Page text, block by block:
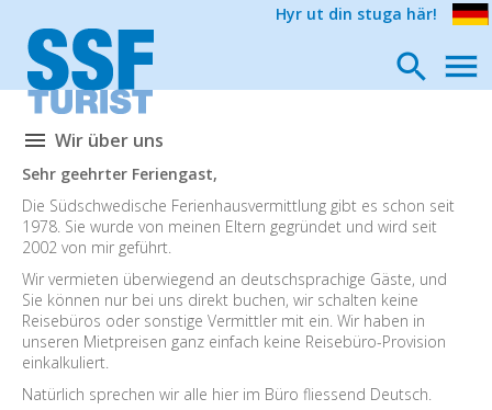
Hyr ut din stuga här!
Wir über uns
Sehr geehrter Feriengast,
Die Südschwedische Ferienhausvermittlung gibt es schon seit
1978. Sie wurde von meinen Eltern gegründet und wird seit
2002 von mir geführt.
Wir vermieten überwiegend an deutschsprachige Gäste, und
Sie können nur bei uns direkt buchen, wir schalten keine
Reisebüros oder sonstige Vermittler mit ein. Wir haben in
unseren Mietpreisen ganz einfach keine Reisebüro-Provision
einkalkuliert.
Natürlich sprechen wir alle hier im Büro fliessend Deutsch.